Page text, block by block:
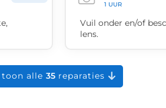
1 UUR
Vuil onder en/of
lens.
toon alle 35reparaties